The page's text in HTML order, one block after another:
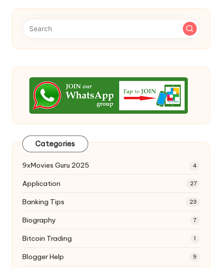
Categories
9xMovies Guru 2025 4
Application 27
Banking Tips 23
Biography 7
Bitcoin Trading 1
Blogger Help 9